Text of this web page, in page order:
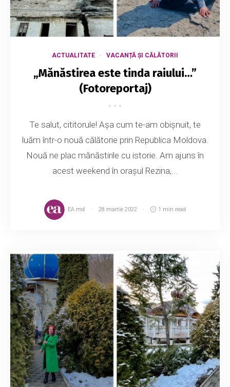
ACTUALITATE VACANȚĂ ȘI CĂLĂTORII
„Mănăstirea este tinda raiului…”
(Fotoreportaj)
Te salut, cititorule! Așa cum te-am obișnuit, te
luăm într-o nouă călătorie prin Republica Moldova.
Nouă ne plac mănăstirile cu istorie. Am ajuns în
acest weekend în orașul Rezina,...
EA.md 28 martie 2022 1 min read